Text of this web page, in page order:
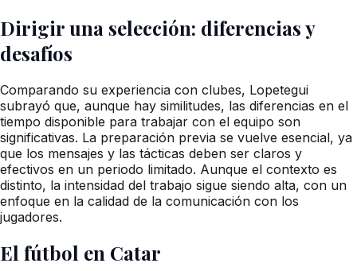
Dirigir una selección: diferencias y
desafíos
Comparando su experiencia con clubes, Lopetegui
subrayó que, aunque hay similitudes, las diferencias en el
tiempo disponible para trabajar con el equipo son
significativas. La preparación previa se vuelve esencial, ya
que los mensajes y las tácticas deben ser claros y
efectivos en un periodo limitado. Aunque el contexto es
distinto, la intensidad del trabajo sigue siendo alta, con un
enfoque en la calidad de la comunicación con los
jugadores.
El fútbol en Catar